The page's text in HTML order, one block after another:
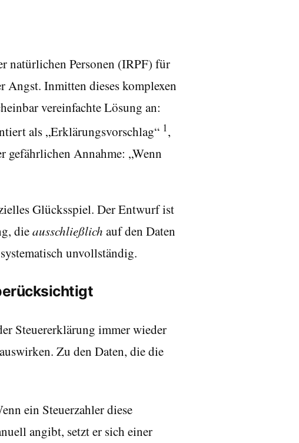
natürlichen Personen (IRPF) für
Angst. Inmitten dieses komplexen
vereinfachte Lösung an:
als „Erklärungsvorschlag“ 1,
gefährlichen Annahme: „Wenn
Glücksspiel. Der Entwurf ist
dieausschließlich auf den Daten
unvollständig.
Steuererklärung immer wieder
Zu den Daten, die die
ein Steuerzahler diese
angibt, setzt er sich einer